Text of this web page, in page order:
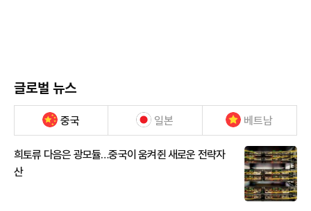
글로벌 뉴스
중국 일본 베트남
희토류 다음은 광모듈…중국이 움켜쥔 새로운 전략자
산